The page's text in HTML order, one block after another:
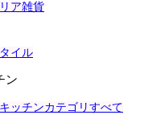
ア雑貨
イル
ン
ッチンカテゴリすべて